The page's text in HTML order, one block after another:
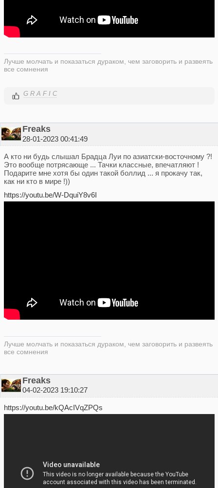
Лучше молчать и показаться дураком, чем заговорить и развеять
все сомнения
G R A F I C
Freaks
28-01-2023 00:41:49
А кто ни будь слышал Брадца Луи по азиатски-восточному ?!
Это вообще потрясающе ... Тачки классные, впечатляют !
Подарите мне хотя бы один такой боллид ... я прокачу так,
как ни кто в мире !))
https://youtu.be/W-DquiY8v6I
Лучше молчать и показаться дураком, чем заговорить и развеять
все сомнения
Freaks
04-02-2023 19:10:27
https://youtu.be/kQAcIVqZPQs